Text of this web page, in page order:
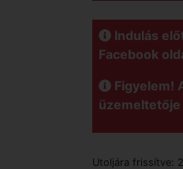
Indulás
Facebook
Figyelem!
Utoljára frissítve: